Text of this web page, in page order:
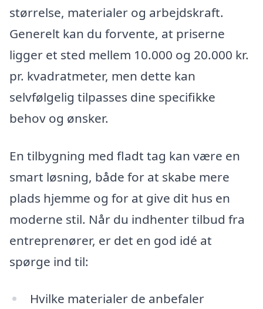
størrelse, materialer og arbejdskraft.
Generelt kan du forvente, at priserne
ligger et sted mellem 10.000 og 20.000 kr.
pr. kvadratmeter, men dette kan
selvfølgelig tilpasses dine specifikke
behov og ønsker.
En tilbygning med fladt tag kan være en
smart løsning, både for at skabe mere
plads hjemme og for at give dit hus en
moderne stil. Når du indhenter tilbud fra
entreprenører, er det en god idé at
spørge ind til:
Hvilke materialer de anbefaler